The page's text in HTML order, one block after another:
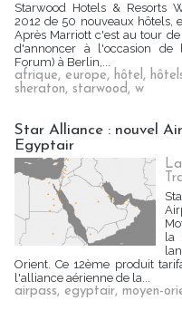
Starwood Hotels & Resorts
2012 de 50 nouveaux hôtels,
Après Marriott c'est au tour
d'annoncer à l'occasion de
Forum) à Berlin,...
afrique, europe, hôtel,
sheraton, starwood, w
Star Alliance : nouvel
Egyptair
la
Orient. Ce 12ème produit
l'alliance aérienne de la...
airpass, egyptair, moyen-